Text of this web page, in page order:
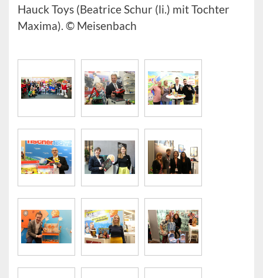
Hauck Toys (Beatrice Schur (li.) mit Tochter
Maxima). © Meisenbach